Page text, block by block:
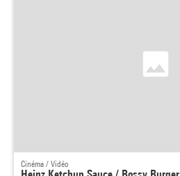
Cinéma / Vidéo